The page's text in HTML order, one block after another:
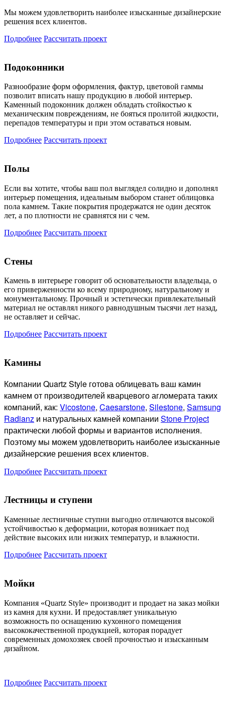
Мы можем удовлетворить наиболее изысканные дизайнерские
решения всех клиентов.
Подробнее Рассчитать проект
Подоконники
Разнообразие форм оформления, фактур, цветовой гаммы
позволит вписать нашу продукцию в любой интерьер.
Каменный подоконник должен обладать стойкостью к
механическим повреждениям, не бояться пролитой жидкости,
перепадов температуры и при этом оставаться новым.
Подробнее Рассчитать проект
Полы
Если вы хотите, чтобы ваш пол выглядел солидно и дополнял
интерьер помещения, идеальным выбором станет облицовка
пола камнем. Такие покрытия продержатся не один десяток
лет, а по плотности не сравнятся ни с чем.
Подробнее Рассчитать проект
Стены
Камень в интерьере говорит об основательности владельца, о
его приверженности ко всему природному, натуральному и
монументальному. Прочный и эстетически привлекательный
материал не оставлял никого равнодушным тысячи лет назад,
не оставляет и сейчас.
Подробнее Рассчитать проект
Камины
Компании Quartz Style готоваоблицевать ваш камин
камнем от производителей кварцевого агломерата таких
компаний, как: Vicostone, Caesarstone, Silestone, Samsung
Radianz и натуральных камней компании Stone Project
практически любой формы и вариантов исполнения.
Поэтому мы можем удовлетворить наиболее изысканные
дизайнерские решения всех клиентов.
Подробнее Рассчитать проект
Лестницы и ступени
Каменные лестничные ступни выгодно отличаются высокой
устойчивостью к деформации, которая возникает под
действие высоких или низких температур, и влажности.
Подробнее Рассчитать проект
Мойки
Компания «Quartz Style» производит и продает на заказ мойки
из камня для кухни. И предоставляет уникальную
возможность по оснащению кухонного помещения
высококачественной продукцией, которая порадует
современных домохозяек своей прочностью и изысканным
дизайном.
Подробнее Рассчитать проект